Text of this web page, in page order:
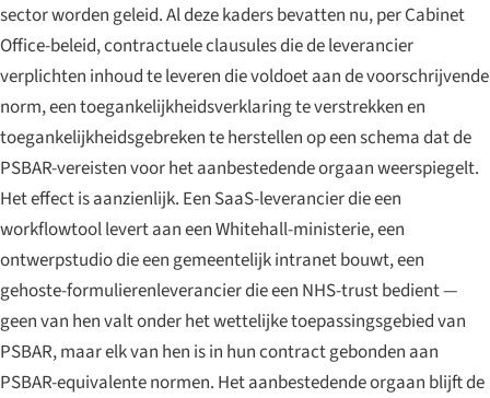
sector worden geleid. Al deze kaders bevatten nu, per Cabinet
Office-beleid, contractuele clausules die de leverancier
verplichten inhoud te leveren die voldoet aan de voorschrijvende
norm, een toegankelijkheidsverklaring te verstrekken en
toegankelijkheidsgebreken te herstellen op een schema dat de
PSBAR-vereisten voor het aanbestedende orgaan weerspiegelt.
Het effect is aanzienlijk. Een SaaS-leverancier die een
workflowtool levert aan een Whitehall-ministerie, een
ontwerpstudio die een gemeentelijk intranet bouwt, een
gehoste-formulierenleverancier die een NHS-trust bedient —
geen van hen valt onder het wettelijke toepassingsgebied van
PSBAR, maar elk van hen is in hun contract gebonden aan
PSBAR-equivalente normen. Het aanbestedende orgaan blijft de